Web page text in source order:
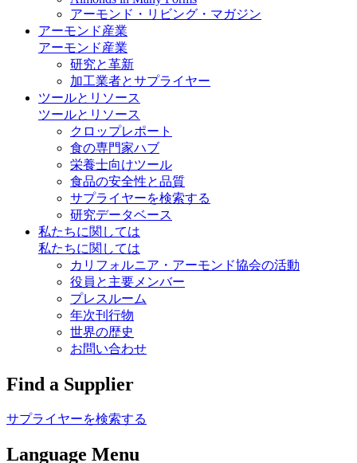
アーモンド・リビング・マガジン
アーモンド産業
アーモンド産業
研究と革新
加工業者とサプライヤー
ツールとリソース
ツールとリソース
クロップレポート
食の専門家ハブ
栄養士向けツール
食品の安全性と品質
サプライヤーを検索する
研究データベース
私たちに関しては
私たちに関しては
カリフォルニア・アーモンド協会の活動
役員と主要メンバー
プレスルーム
年次刊行物
世界の歴史
お問い合わせ
Find a Supplier
サプライヤーを検索する
Language Menu